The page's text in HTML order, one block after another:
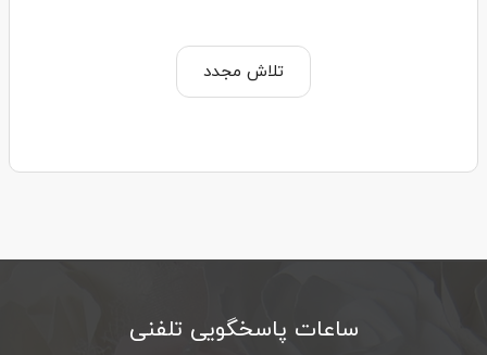
تلاش مجدد
ساعات پاسخگویی تلفنی